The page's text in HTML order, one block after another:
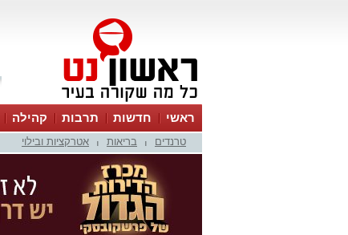
ראשי חדשות תרבות קהילה
טרנדים בריאות אטרקציות ובילוי